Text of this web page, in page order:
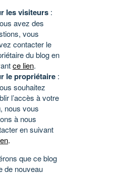
les visiteurs :
avez des
vous
contacter le
du blog en
ce lien.
le propriétaire :
souhaitez
l’accès à votre
nous vous
à nous
en suivant
.
que ce blog
de nouveau